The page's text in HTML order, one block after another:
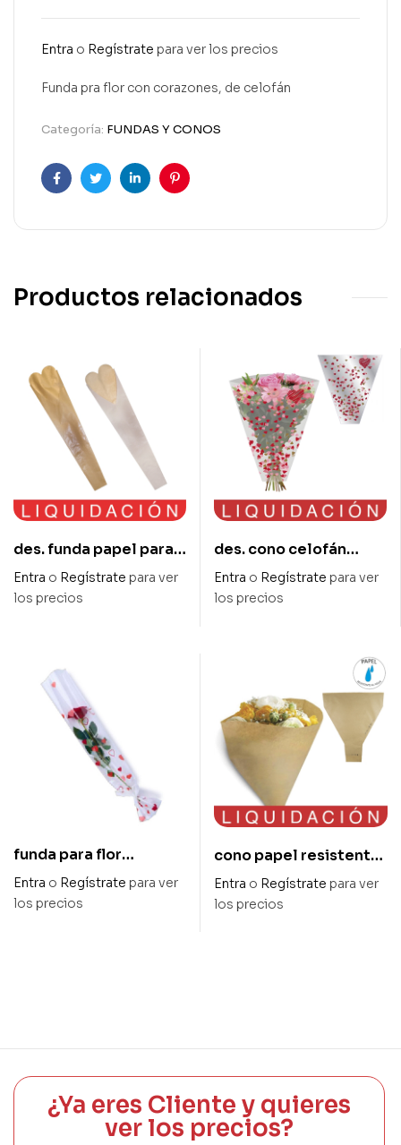
Entra o Regístrate para ver los precios
Funda pra flor con corazones, de celofán
Categoría: FUNDAS Y CONOS
FacebookTwitterLinkedinPinterest
Productos relacionados
des. funda papel para
rosas forma corazón 17
x 70 cm
Entra o Regístrate para ver
los precios
des. cono celofán
confetti love roja/rosa
60 x 35 x 12 cm
Entra o Regístrate para ver
los precios
funda para flor
«pasional» 16 x 80 cm
Entra o Regístrate para ver
los precios
cono papel resistente
al agua 50 x 44 x 12 cm
Entra o Regístrate para ver
los precios
¿Ya eres Cliente y quieres
ver los precios?